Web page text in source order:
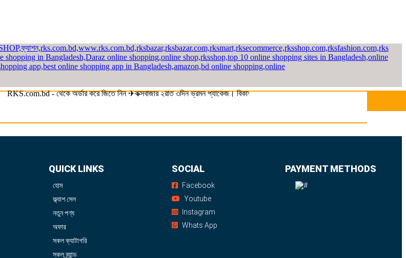
RKS.com.bd - থেকে অর্ডার করে জিতে নিন ✈কক্সবাজার ২রাত ৩দিন ভ্রমন প্যাকেজ। বিকাশ/নগদ/রকেট-এ সম্পূর্ণ পে করলেই পাচ্ছেন ১০% ছাড়।
QUICK LINKS
হোম
ফ্ল্যাশ সেল
নতুন পণ্য
অফার
সকল ক্যাটাগরি
সকল ব্র্যান্ড
SOCIAL
Facebook
Youtube
Instagram
Whats App
PAYMENT METHODS